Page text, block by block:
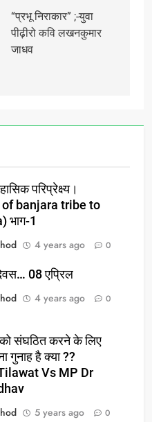
“प्रभू निराकार” ;-युवा
पीढ़ीरो कवि लखनकुमार
जाधव
परिप्रेक्ष्य।
banjara tribe to
भाग-1
4 years ago 0
08 एप्रिल
4 years ago 0
संघठित करने के लिए
गुनाह है क्या ??
Vs MP Dr
5 years ago 0